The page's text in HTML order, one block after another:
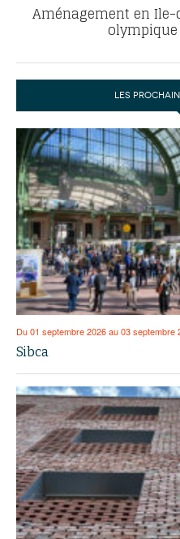
Aménagement en
LES
Du 01 septembre 2026 au 03 septembre
Sibca